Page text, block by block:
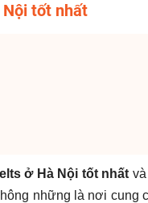
tốt nhất
ở Hà Nội tốt nhất
những là nơi cung